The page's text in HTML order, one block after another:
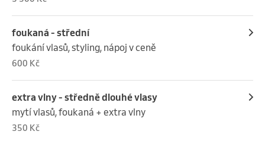
(doporučujeme předem telefonickou konzultaci)
foukaná - střední
foukání vlasů, styling, nápoj v ceně
600 Kč
extra vlny - středně dlouhé vlasy
mytí vlasů, foukaná + extra vlny
350 Kč